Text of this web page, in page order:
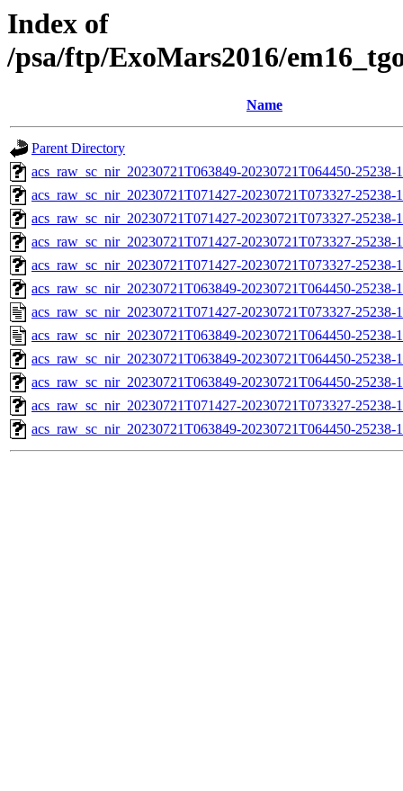
Index of
/psa/ftp/ExoMars2016/
Name
Parent Directory
acs_raw_sc_nir_20230721T063849-20230721T064450-
acs_raw_sc_nir_20230721T071427-20230721T073327-
acs_raw_sc_nir_20230721T071427-20230721T073327-25238-
acs_raw_sc_nir_20230721T071427-20230721T073327-25238-
acs_raw_sc_nir_20230721T071427-20230721T073327-25238-
acs_raw_sc_nir_20230721T063849-20230721T064450-25238-
acs_raw_sc_nir_20230721T071427-20230721T073327-25238-
acs_raw_sc_nir_20230721T063849-20230721T064450-25238-
acs_raw_sc_nir_20230721T063849-20230721T064450-25238-
acs_raw_sc_nir_20230721T063849-20230721T064450-25238-
acs_raw_sc_nir_20230721T071427-20230721T073327-25238-
acs_raw_sc_nir_20230721T063849-20230721T064450-25238-